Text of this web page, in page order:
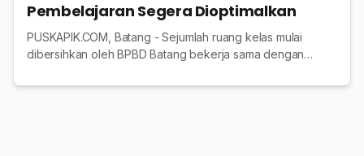
Pembelajaran Segera Dioptimalkan
PUSKAPIK.COM, Batang - Sejumlah ruang kelas mulai
dibersihkan oleh BPBD Batang bekerja sama dengan
dioptimalkan. Dalam pantauannya, Kepala Disdikb...